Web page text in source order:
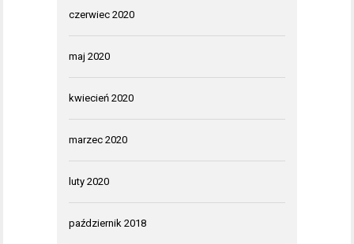
czerwiec 2020
maj 2020
kwiecień 2020
marzec 2020
luty 2020
październik 2018